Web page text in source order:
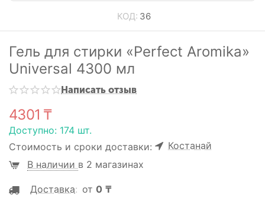
КОД: 36
Гель для стирки «Perfect Aromika»
Universal 4300 мл
Написать отзыв
4301 ₸
Доступно: 174 шт.
Стоимость и сроки доставки:
Костанай
В наличии в 2 магазинах
Доставка: от 0 ₸